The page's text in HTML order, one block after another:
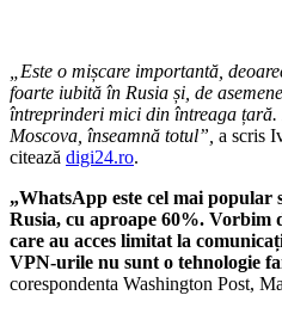
„Este o mișcare importantă,
foarte iubită în Rusia și, de
întreprinderi mici din întreaga
Moscova, înseamnă totul”, a scris
citează digi24.ro.
„WhatsApp este cel mai popular
Rusia, cu aproape 60%. Vorbim
care au acces limitat la
VPN-urile nu sunt o tehnologie
corespondenta Washington Post,